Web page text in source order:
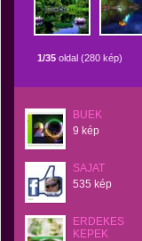
1/35 oldal (280 kép)
BUEK
9 kép
SAJAT
535 kép
ERDEKES
KEPEK